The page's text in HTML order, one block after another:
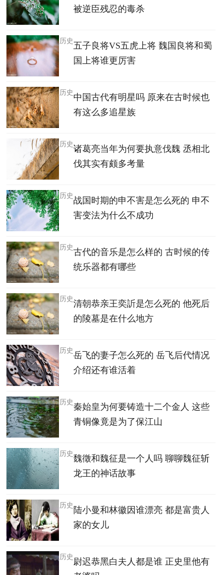
被逆臣残忍的毒杀
五子良将VS五虎上将 魏国良将和蜀
国上将谁更厉害
历史
中国古代有明星吗 原来在古时候也
有这么多追星族
历史
诸葛亮当年为何要执意伐魏 丞相北
伐其实有颇多考量
历史
战国时期的申不害是怎么死的 申不
害变法为什么不成功
历史
古代的音乐是怎么样的 古时候的传
统乐器都有哪些
历史
清朝恭亲王奕訢是怎么死的 他死后
的陵墓是在什么地方
历史
岳飞的妻子怎么死的 岳飞后代情况
介绍还有谁活着
历史
秦始皇为何要铸造十二个金人 这些
青铜像竟是为了保江山
历史
魏徵和魏征是一个人吗 聊聊魏征斩
龙王的神话故事
历史
陆小曼和林徽因谁漂亮 都是富贵人
家的女儿
历史
尉迟恭黑白夫人都是谁 正史里他有
历史